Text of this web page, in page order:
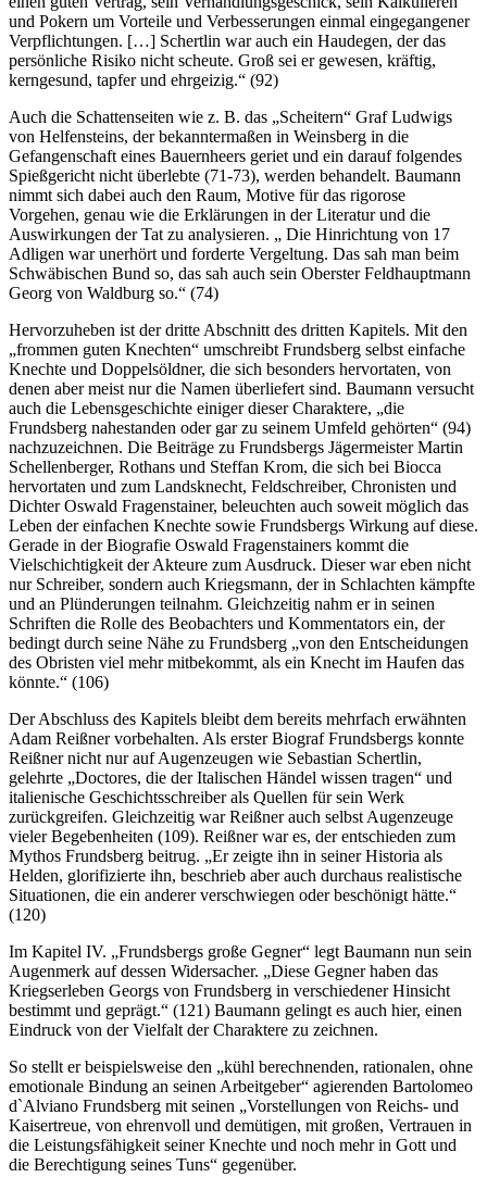
und Pokern um Vorteile und Verbesserungen einmal eingegangener
Verpflichtungen. […] Schertlin war auch ein Haudegen, der das
persönliche Risiko nicht scheute. Groß sei er gewesen, kräftig,
kerngesund, tapfer und ehrgeizig.“ (92)
Auch die Schattenseiten wie z. B. das „Scheitern“ Graf Ludwigs
von Helfensteins, der bekanntermaßen in Weinsberg in die
Gefangenschaft eines Bauernheers geriet und ein darauf folgendes
Spießgericht nicht überlebte (71-73), werden behandelt. Baumann
nimmt sich dabei auch den Raum, Motive für das rigorose
Vorgehen, genau wie die Erklärungen in der Literatur und die
Auswirkungen der Tat zu analysieren. „ Die Hinrichtung von 17
Adligen war unerhört und forderte Vergeltung. Das sah man beim
Schwäbischen Bund so, das sah auch sein Oberster Feldhauptmann
Georg von Waldburg so.“ (74)
Hervorzuheben ist der dritte Abschnitt des dritten Kapitels. Mit den
„frommen guten Knechten“ umschreibt Frundsberg selbst einfache
Knechte und Doppelsöldner, die sich besonders hervortaten, von
denen aber meist nur die Namen überliefert sind. Baumann versucht
auch die Lebensgeschichte einiger dieser Charaktere, „die
Frundsberg nahestanden oder gar zu seinem Umfeld gehörten“ (94)
nachzuzeichnen. Die Beiträge zu Frundsbergs Jägermeister Martin
Schellenberger, Rothans und Steffan Krom, die sich bei Biocca
hervortaten und zum Landsknecht, Feldschreiber, Chronisten und
Dichter Oswald Fragenstainer, beleuchten auch soweit möglich das
Leben der einfachen Knechte sowie Frundsbergs Wirkung auf diese.
Gerade in der Biografie Oswald Fragenstainers kommt die
Vielschichtigkeit der Akteure zum Ausdruck. Dieser war eben nicht
nur Schreiber, sondern auch Kriegsmann, der in Schlachten kämpfte
und an Plünderungen teilnahm. Gleichzeitig nahm er in seinen
Schriften die Rolle des Beobachters und Kommentators ein, der
bedingt durch seine Nähe zu Frundsberg „von den Entscheidungen
des Obristen viel mehr mitbekommt, als ein Knecht im Haufen das
könnte.“ (106)
Der Abschluss des Kapitels bleibt dem bereits mehrfach erwähnten
Adam Reißner vorbehalten. Als erster Biograf Frundsbergs konnte
Reißner nicht nur auf Augenzeugen wie Sebastian Schertlin,
gelehrte „Doctores, die der Italischen Händel wissen tragen“ und
italienische Geschichtsschreiber als Quellen für sein Werk
zurückgreifen. Gleichzeitig war Reißner auch selbst Augenzeuge
vieler Begebenheiten (109). Reißner war es, der entschieden zum
Mythos Frundsberg beitrug. „Er zeigte ihn in seiner Historia als
Helden, glorifizierte ihn, beschrieb aber auch durchaus realistische
Situationen, die ein anderer verschwiegen oder beschönigt hätte.“
(120)
Im Kapitel IV. „Frundsbergs große Gegner“ legt Baumann nun sein
Augenmerk auf dessen Widersacher. „Diese Gegner haben das
Kriegserleben Georgs von Frundsberg in verschiedener Hinsicht
bestimmt und geprägt.“ (121) Baumann gelingt es auch hier, einen
Eindruck von der Vielfalt der Charaktere zu zeichnen.
So stellt er beispielsweise den „kühl berechnenden, rationalen, ohne
emotionale Bindung an seinen Arbeitgeber“ agierenden Bartolomeo
d`Alviano Frundsberg mit seinen „Vorstellungen von Reichs- und
Kaisertreue, von ehrenvoll und demütigen, mit großen, Vertrauen in
die Leistungsfähigkeit seiner Knechte und noch mehr in Gott und
die Berechtigung seines Tuns“ gegenüber.